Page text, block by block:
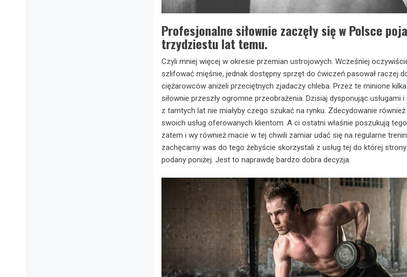
Profesjonalne siłownie zaczęły się w Polsce
trzydziestu lat temu.
Czyli mniej więcej w okresie przemian ustrojowych. Wcześniej
szlifować mięśnie, jednak dostępny sprzęt do ćwiczeń pasował raczej
ciężarowców aniżeli przeciętnych zjadaczy chleba. Przez te minione
siłownie przeszły ogromne przeobrażenia. Dzisiaj dysponując usługami
z tamtych lat nie miałyby czego szukać na rynku. Zdecydowanie również
swoich usług oferowanych klientom. A ci ostatni właśnie poszukują
zatem i wy również macie w tej chwili zamiar udać się na regularne
zachęcamy was do tego żebyście skorzystali z usług tej do której
podany poniżej. Jest to naprawdę bardzo dobra decyzja.